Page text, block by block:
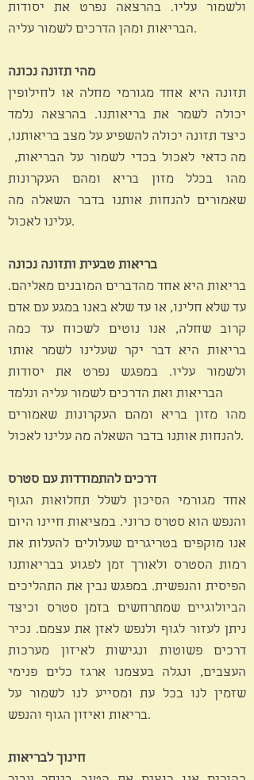
ולשמור עליו. בהרצאה נפרט את יסודות
הבריאות ומהן הדרכים לשמור עליה.
מהי תזונה נכונה
תזונה היא אחד מגורמי מחלה או לחילופין
יכולה לשמר את בריאותנו. בהרצאה נלמד
כיצד תזונה יכולה להשפיע על מצב בריאותנו,
מה כדאי לאכול בכדי לשמור על הבריאות,
מהו בכלל מזון בריא ומהם העקרונות
שאמורים להנחות אותנו בדבר השאלה מה
עלינו לאכול.
בריאות טבעית ותזונה נכונה
בריאות היא אחד מהדברים המובנים מאליהם.
עד שלא חלינו, או עד שלא באנו במגע עם אדם
קרוב שחלה, אנו נוטים לשכוח עד כמה
בריאות היא דבר יקר שעלינו לשמר אותו
ולשמור עליו. במפגש נפרט את יסודות
מהו מזון בריא ומהם העקרונות שאמורים
להנחות אותנו בדבר השאלה מה עלינו לאכול.
דרכים להתמודדות עם סטרס
אחד מגורמי הסיכון לשלל תחלואות הגוף
והנפש הוא סטרס כרוני. במציאות חיינו היום
אנו מוקפים בטריגרים שעלולים להעלות את
רמות הסטרס ולאורך זמן לפגוע בבריאותנו
הפיסית והנפשית. במפגש נבין את התהליכים
הביולוגיים שמתרחשים בזמן סטרס וכיצד
ניתן לעזור לגוף ולנפש לאזן את עצמם. נכיר
דרכים פשוטות ונגישות לאיזון מערכות
העצבים, ונגלה בעצמנו ארגז כלים פנימי
שזמין לנו בכל עת ומסייע לנו לשמור על
בריאות ואיזון הגוף והנפש.
חינוך לבריאות